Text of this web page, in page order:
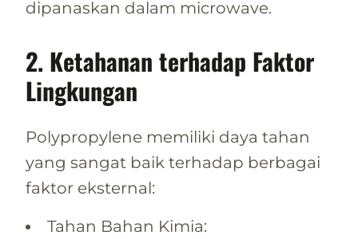
dipanaskan dalam microwave.
2. Ketahanan terhadap Faktor
Lingkungan
Polypropylene memiliki daya tahan
yang sangat baik terhadap berbagai
faktor eksternal:
Tahan Bahan Kimia: